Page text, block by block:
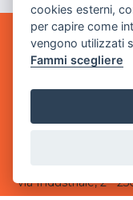
GAME WARP
BY POWER GAME SRL
via Villaggio dei
via Industriale, 2 -
cookies esterni,
per capire come
vengono utilizzati
Fammi scegliere